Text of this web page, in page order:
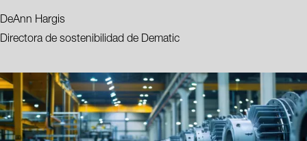
DeAnn Hargis
Directora de sostenibilidad de Dematic